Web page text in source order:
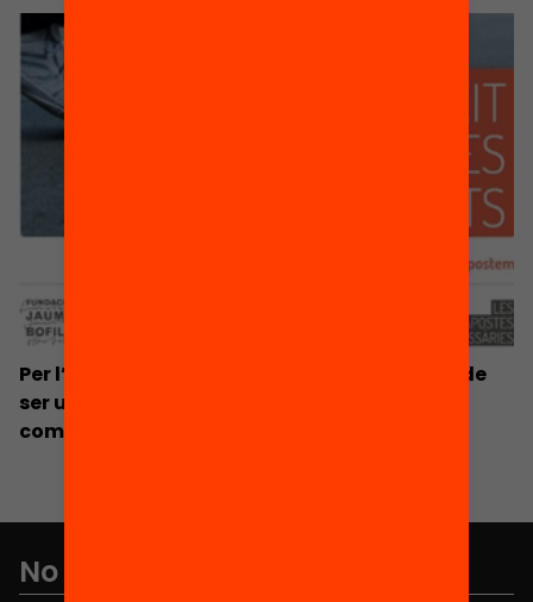
Per l’èxit dels centres desafavorits: Com ha de
ser una política per a les escoles d’alta
complexitat?
No et perdis res